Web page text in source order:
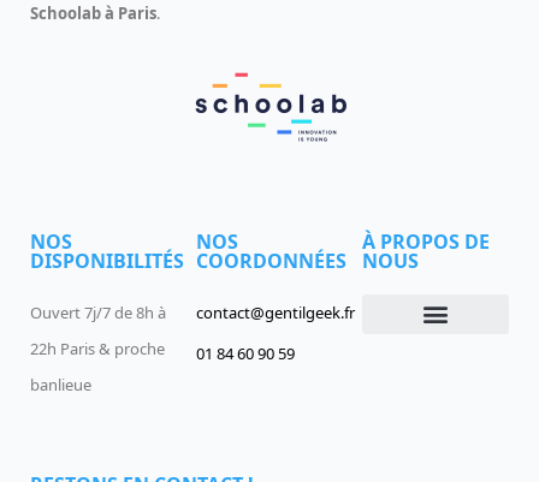
Schoolab à Paris.
NOS
DISPONIBILITÉS
Ouvert 7j/7 de 8h à
22h Paris & proche
banlieue
NOS
COORDONNÉES
contact@gentilgeek.fr
01 84 60 90 59
À PROPOS DE
NOUS